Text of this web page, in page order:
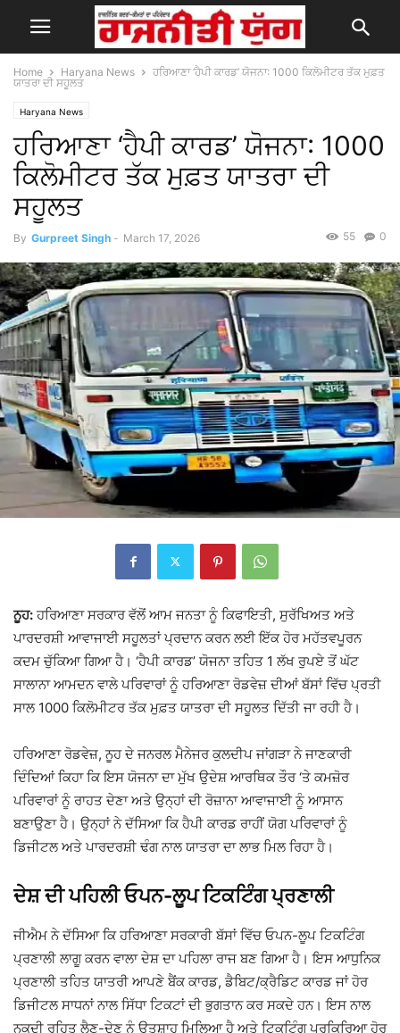
Home Haryana News
ਹਰਿਆਣਾ ‘ਹੈਪੀ ਕਾਰਡ’ ਯੋਜਨਾ: 1000 ਕਿਲੋਮੀਟਰ ਤੱਕ ਮੁਫ਼ਤ
ਯਾਤਰਾ ਦੀ ਸਹੂਲਤ
Haryana News
ਹਰਿਆਣਾ ‘ਹੈਪੀ ਕਾਰਡ’ ਯੋਜਨਾ: 1000
ਕਿਲੋਮੀਟਰ ਤੱਕ ਮੁਫ਼ਤ ਯਾਤਰਾ ਦੀ
ਸਹੂਲਤ
By Gurpreet Singh - March 17, 2026 0
55
ਨੂਹ: ਹਰਿਆਣਾ ਸਰਕਾਰ ਵੱਲੋਂ ਆਮ ਜਨਤਾ ਨੂੰ ਕਿਫਾਇਤੀ, ਸੁਰੱਖਿਅਤ ਅਤੇ
ਪਾਰਦਰਸ਼ੀ ਆਵਾਜਾਈ ਸਹੂਲਤਾਂ ਪ੍ਰਦਾਨ ਕਰਨ ਲਈ ਇੱਕ ਹੋਰ ਮਹੱਤਵਪੂਰਨ
ਕਦਮ ਚੁੱਕਿਆ ਗਿਆ ਹੈ। ‘ਹੈਪੀ ਕਾਰਡ’ ਯੋਜਨਾ ਤਹਿਤ 1 ਲੱਖ ਰੁਪਏ ਤੋਂ ਘੱਟ
ਸਾਲਾਨਾ ਆਮਦਨ ਵਾਲੇ ਪਰਿਵਾਰਾਂ ਨੂੰ ਹਰਿਆਣਾ ਰੋਡਵੇਜ਼ ਦੀਆਂ ਬੱਸਾਂ ਵਿੱਚ ਪ੍ਰਤੀ
ਸਾਲ 1000 ਕਿਲੋਮੀਟਰ ਤੱਕ ਮੁਫ਼ਤ ਯਾਤਰਾ ਦੀ ਸਹੂਲਤ ਦਿੱਤੀ ਜਾ ਰਹੀ ਹੈ।
ਹਰਿਆਣਾ ਰੋਡਵੇਜ਼, ਨੂਹ ਦੇ ਜਨਰਲ ਮੈਨੇਜਰ ਕੁਲਦੀਪ ਜਾਂਗੜਾ ਨੇ ਜਾਣਕਾਰੀ
ਦਿੰਦਿਆਂ ਕਿਹਾ ਕਿ ਇਸ ਯੋਜਨਾ ਦਾ ਮੁੱਖ ਉਦੇਸ਼ ਆਰਥਿਕ ਤੌਰ ‘ਤੇ ਕਮਜ਼ੋਰ
ਪਰਿਵਾਰਾਂ ਨੂੰ ਰਾਹਤ ਦੇਣਾ ਅਤੇ ਉਨ੍ਹਾਂ ਦੀ ਰੋਜ਼ਾਨਾ ਆਵਾਜਾਈ ਨੂੰ ਆਸਾਨ
ਬਣਾਉਣਾ ਹੈ। ਉਨ੍ਹਾਂ ਨੇ ਦੱਸਿਆ ਕਿ ਹੈਪੀ ਕਾਰਡ ਰਾਹੀਂ ਯੋਗ ਪਰਿਵਾਰਾਂ ਨੂੰ
ਡਿਜੀਟਲ ਅਤੇ ਪਾਰਦਰਸ਼ੀ ਢੰਗ ਨਾਲ ਯਾਤਰਾ ਦਾ ਲਾਭ ਮਿਲ ਰਿਹਾ ਹੈ।
ਦੇਸ਼ ਦੀ ਪਹਿਲੀ ਓਪਨ-ਲੂਪ ਟਿਕਟਿੰਗ ਪ੍ਰਣਾਲੀ
ਜੀਐਮ ਨੇ ਦੱਸਿਆ ਕਿ ਹਰਿਆਣਾ ਸਰਕਾਰੀ ਬੱਸਾਂ ਵਿੱਚ ਓਪਨ-ਲੂਪ ਟਿਕਟਿੰਗ
ਪ੍ਰਣਾਲੀ ਲਾਗੂ ਕਰਨ ਵਾਲਾ ਦੇਸ਼ ਦਾ ਪਹਿਲਾ ਰਾਜ ਬਣ ਗਿਆ ਹੈ। ਇਸ ਆਧੁਨਿਕ
ਪ੍ਰਣਾਲੀ ਤਹਿਤ ਯਾਤਰੀ ਆਪਣੇ ਬੈਂਕ ਕਾਰਡ, ਡੈਬਿਟ/ਕ੍ਰੈਡਿਟ ਕਾਰਡ ਜਾਂ ਹੋਰ
ਡਿਜੀਟਲ ਸਾਧਨਾਂ ਨਾਲ ਸਿੱਧਾ ਟਿਕਟਾਂ ਦੀ ਭੁਗਤਾਨ ਕਰ ਸਕਦੇ ਹਨ। ਇਸ ਨਾਲ
ਨਕਦੀ ਰਹਿਤ ਲੈਣ-ਦੇਣ ਨੂੰ ਉਤਸ਼ਾਹ ਮਿਲਿਆ ਹੈ ਅਤੇ ਟਿਕਟਿੰਗ ਪ੍ਰਕਿਰਿਆ ਹੋਰ